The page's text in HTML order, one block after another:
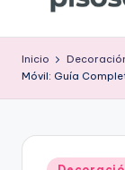
is
o
Inicio
Móvil: Guía
Publicado